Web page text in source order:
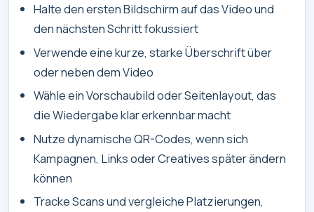
Halte den ersten Bildschirm auf das Video und
den nächsten Schritt fokussiert
Verwende eine kurze, starke Überschrift über
oder neben dem Video
Wähle ein Vorschaubild oder Seitenlayout, das
die Wiedergabe klar erkennbar macht
Nutze dynamische QR-Codes, wenn sich
Kampagnen, Links oder Creatives später ändern
können
Tracke Scans und vergleiche Platzierungen,